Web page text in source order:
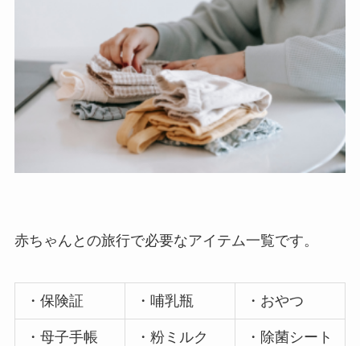
赤ちゃんとの旅行で必要なアイテム一覧です。
・保険証 ・哺乳瓶 ・おやつ
・母子手帳 ・粉ミルク ・除菌シート